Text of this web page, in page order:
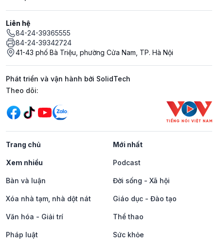
Liên hệ
84-24-39365555
84-24-39342724
41-43 phố Bà Triệu, phường Cửa Nam, TP. Hà Nội
Phát triển và vận hành bởi SolidTech
Mạng xã hội
Theo dõi:
Trang chủ Mới nhất
Xem nhiều Podcast
Bàn và luận Đời sống - Xã hội
Xóa nhà tạm, nhà dột nát Giáo dục - Đào tạo
Văn hóa - Giải trí Thể thao
Pháp luật Sức khỏe